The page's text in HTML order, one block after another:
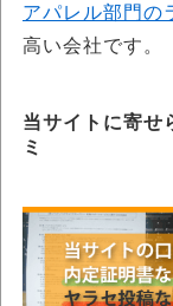
アパレル部門の
高い会社です。
当サイトに寄せ
ミ